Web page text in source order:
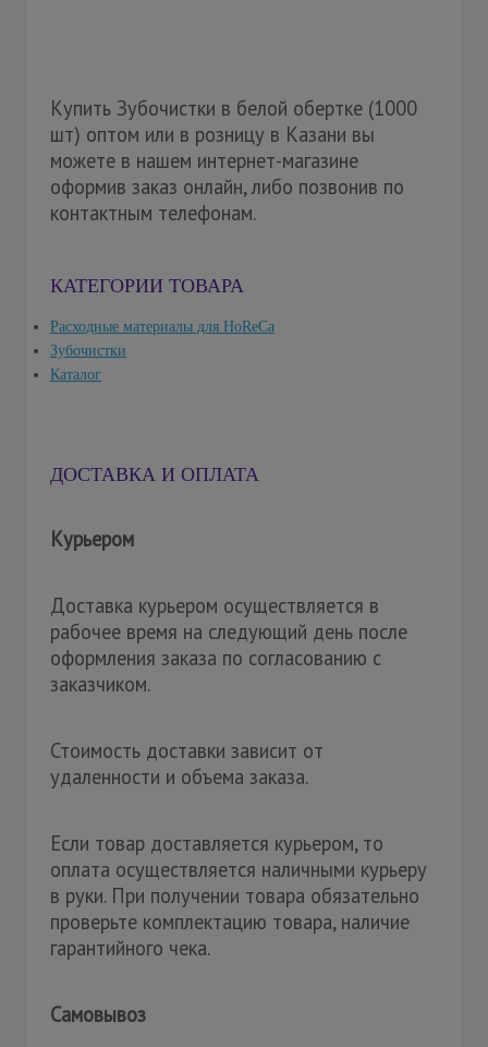
Купить Зубочистки в белой обертке (1000
шт) оптом или в розницу в Казани вы
можете в нашем интернет-магазине
оформив заказ онлайн, либо позвонив по
контактным телефонам.
КАТЕГОРИИ ТОВАРА
Расходные материалы для HoReCa
Зубочистки
Каталог
ДОСТАВКА И ОПЛАТА
Курьером
Доставка курьером осуществляется в
рабочее время на следующий день после
оформления заказа по согласованию с
заказчиком.
Стоимость доставки зависит от
удаленности и объема заказа.
Если товар доставляется курьером, то
оплата осуществляется наличными курьеру
в руки. При получении товара обязательно
проверьте комплектацию товара, наличие
гарантийного чека.
Самовывоз